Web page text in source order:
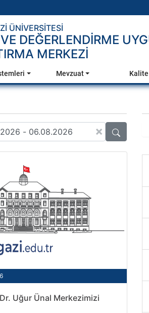
ÜNİVERSİTESİ
DEĞERLENDİRME
MERKEZİ
Mevzuat Kalite
×
Uğur Ünal Merkezimizi